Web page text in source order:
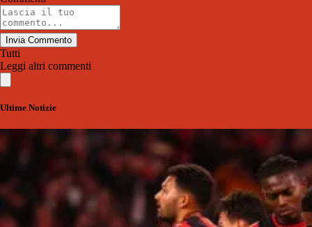
Invia Commento
Tutti
Leggi altri commenti
Ultime Notizie